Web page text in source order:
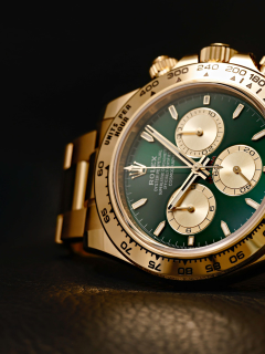
AUDEMARS PIGUET
オーデマ・ピゲ
HARRY WINSTON
ハリー・ウィンストン
RICH CROSS
リッチクロス
HIMAWARI